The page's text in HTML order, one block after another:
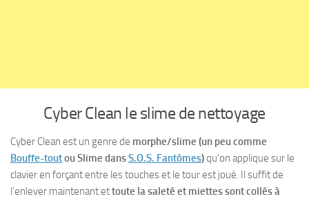
Cyber Clean le slime de nettoyage
Cyber Clean est un genre de morphe/slime (un peu comme
Bouffe-toutou Slime dansS.O.S. Fantômes)qu’on applique sur le
clavier en forçant entre les touches et le tour est joué. Il suffit de
l’enlever maintenant ettoute la saleté et miettes sont collés à